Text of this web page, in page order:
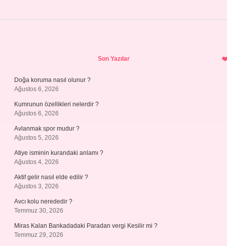
Son Yazılar
Doğa koruma nasıl olunur ?
Ağustos 6, 2026
Kumrunun özellikleri nelerdir ?
Ağustos 6, 2026
Avlanmak spor mudur ?
Ağustos 5, 2026
Atiye isminin kurandaki anlamı ?
Ağustos 4, 2026
Aktif gelir nasıl elde edilir ?
Ağustos 3, 2026
Avcı kolu nerededir ?
Temmuz 30, 2026
Miras Kalan Bankadadaki Paradan vergi Kesilir mi ?
Temmuz 29, 2026